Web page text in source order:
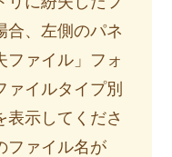
合、左側のパネ
ファイル」フォ
ァイルタイプ別
表示してくださ
ファイル名が